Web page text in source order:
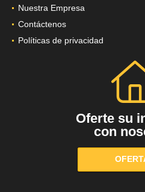
Nuestra Empresa
Contáctenos
Políticas de privacidad
Oferte su
con